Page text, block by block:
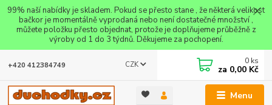
99% naší nabídky je skladem. Pokud se přesto stane , že některá velikost
bačkor je momentálně vyprodaná nebo není dostatečné množství ,
můžete položku přesto objednat, protože je doplňujeme průběžně z
výroby od 1 do 3 týdnů. Děkujeme za pochopení.
Menu
CZK
+420 412384749 0 ks
za 0,00 Kč